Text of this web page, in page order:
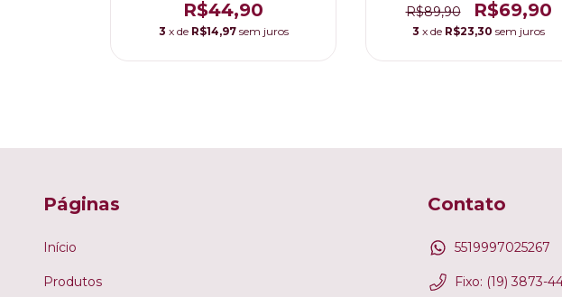
R$44,90
3 x de R$14,97 sem juros
R$89,90 R$69,90
3 x de R$23,30 sem juros
Páginas
Início
Produtos
Contato
5519997025267
Fixo: (19) 3873-